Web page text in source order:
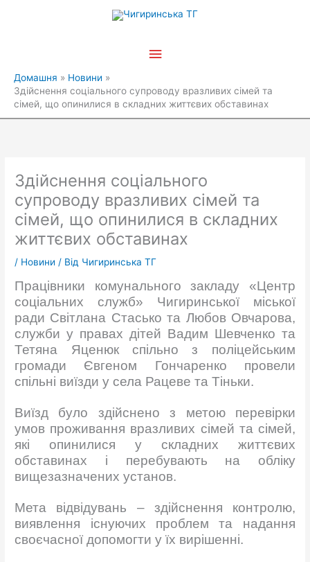
Головне
Домашня
Новини
Здійснення соціального супроводу вразливих сімей та
сімей, що опинилися в складних життєвих обставинах
Здійснення соціального
супроводу вразливих сімей та
сімей, що опинилися в складних
життєвих обставинах
/ Новини / Від Чигиринська ТГ
Працівники комунального закладу «Центр
соціальних служб» Чигиринської міської
ради Світлана Стасько та Любов Овчарова,
служби у правах дітей Вадим Шевченко та
Тетяна Яценюк спільно з поліцейським
громади Євгеном Гончаренко провели
спільні виїзди у села Рацеве та Тіньки.
Виїзд було здійснено з метою перевірки
умов проживання вразливих сімей та сімей,
які опинилися у складних життєвих
обставинах і перебувають на обліку
вищезазначених установ.
Мета відвідувань – здійснення контролю,
виявлення існуючих проблем та надання
своєчасної допомогти у їх вирішенні.